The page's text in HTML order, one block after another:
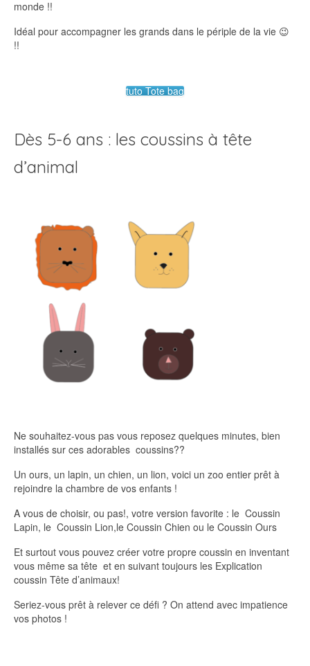
monde !!
Idéal pour accompagner les grands dans le périple de la vie 😉
!!
tuto Tote bag
Dès 5-6 ans : les coussins à tête
d’animal
Ne souhaitez-vous pas vous reposez quelques minutes, bien
installés sur ces adorables coussins??
Un ours, un lapin, un chien, un lion, voici un zoo entier prêt à
rejoindre la chambre de vos enfants !
A vous de choisir, ou pas!, votre version favorite : le Coussin
Lapin, le Coussin Lion,le Coussin Chien ou le Coussin Ours
Et surtout vous pouvez créer votre propre coussin en inventant
vous même sa tête et en suivant toujours les Explication
coussin Tête d’animaux!
Seriez-vous prêt à relever ce défi ? On attend avec impatience
vos photos !